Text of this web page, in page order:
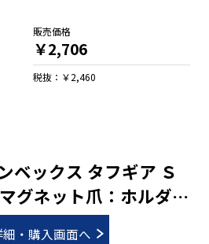
ベックス タフギア Ｓ
グネット爪：ホルダー
・購入画面へ
販売価格
￥2,706
税抜：￥2,460